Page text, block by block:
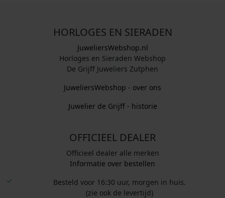
HORLOGES EN SIERADEN
JuweliersWebshop.nl
Horloges en Sieraden Webshop
De Grijff Juweliers Zutphen
JuweliersWebshop - over ons
Juwelier de Grijff - historie
OFFICIEEL DEALER
Officieel dealer alle merken
Informatie over bestellen
Besteld voor 16:30 uur, morgen in huis.
(zie ook de levertijd)